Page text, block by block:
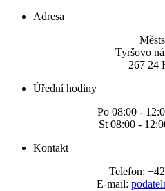
Adresa
Tyršovo
267 24
Úřední hodiny
Po 08:00 -
St 08:00 -
Kontakt
Telefon:
E-mail: